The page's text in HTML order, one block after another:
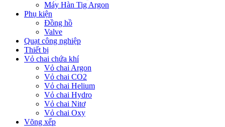
Máy Hàn Tig Argon
Phụ kiện
Đồng hồ
Valve
Quạt công nghiệp
Thiết bị
Vỏ chai chứa khí
Vỏ chai Argon
Vỏ chai CO2
Vỏ chai Helium
Vỏ chai Hydro
Vỏ chai Nitơ
Vỏ chai Oxy
Võng xếp